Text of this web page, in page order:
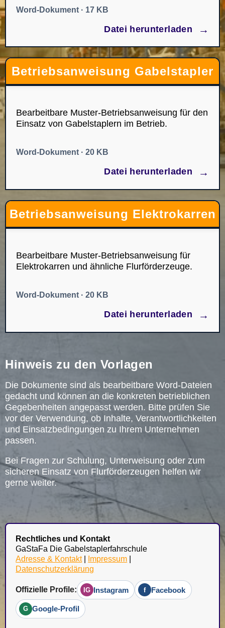
Word-Dokument · 17 KB
Datei herunterladen →
Betriebsanweisung Gabelstapler
Bearbeitbare Muster-Betriebsanweisung für den
Einsatz von Gabelstaplern im Betrieb.
Word-Dokument · 20 KB
Datei herunterladen →
Betriebsanweisung Elektrokarren
Bearbeitbare Muster-Betriebsanweisung für
Elektrokarren und ähnliche Flurförderzeuge.
Word-Dokument · 20 KB
Datei herunterladen →
Hinweis zu den Vorlagen
Die Dokumente sind als bearbeitbare Word-Dateien
gedacht und können an die konkreten betrieblichen
Gegebenheiten angepasst werden. Bitte prüfen Sie
vor der Verwendung, ob Inhalte, Verantwortlichkeiten
und Einsatzbedingungen zu Ihrem Unternehmen
passen.
Bei Fragen zur Schulung, Unterweisung oder zum
sicheren Einsatz von Flurförderzeugen helfen wir
gerne weiter.
Rechtliches und Kontakt
GaStaFa Die Gabelstaplerfahrschule
Adresse & Kontakt| Impressum
Datenschutzerklärung
Offizielle Profile: IG Instagram f Facebook
G Google-Profil